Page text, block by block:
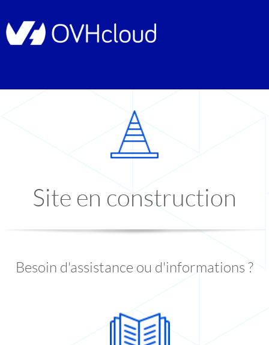
Site en construction
Besoin d'assistance ou d'informations ?